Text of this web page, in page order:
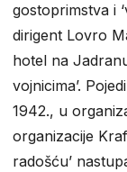
gostoprimstva i
dirigent Lovro
hotel na
vojnicima’.
1942., u
organizacije
radošću’